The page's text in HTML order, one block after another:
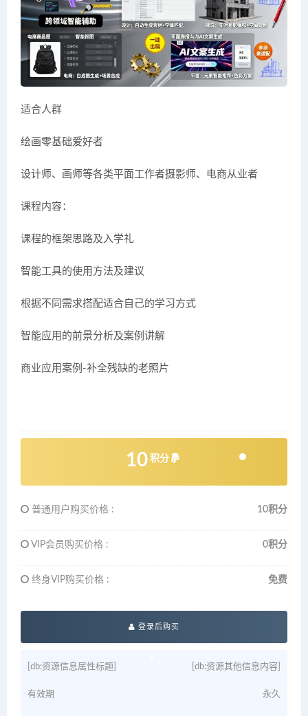
适合人群
绘画零基础爱好者
设计师、画师等各类平面工作者摄影师、电商从业者
课程内容：
课程的框架思路及入学礼
智能工具的使用方法及建议
根据不同需求搭配适合自己的学习方式
智能应用的前景分析及案例讲解
商业应用案例-补全残缺的老照片
10 积分
普通用户购买价格 : 10积分
VIP会员购买价格 : 0积分
终身VIP购买价格 : 免费
登录后购买
[db:资源信息属性标题] [db:资源其他信息内容]
有效期 永久